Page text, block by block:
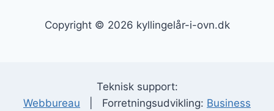
Copyright © 2026 kyllingelår-i-ovn.dk
Teknisk support:
Webbureau | Forretningsudvikling: Business